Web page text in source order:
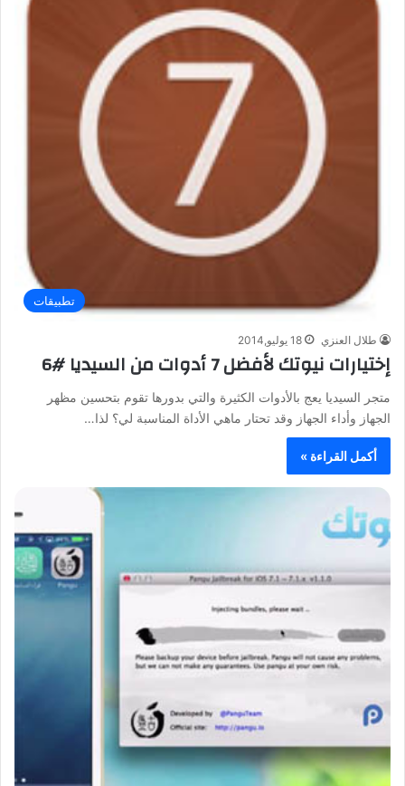
تطبيقات
طلال العنزي 18 يوليو,2014
إختيارات نيوتك لأفضل 7 أدوات من السيديا #6
متجر السيديا يعج بالأدوات الكثيرة والتي بدورها تقوم بتحسين مظهر
الجهاز وأداء الجهاز وقد تحتار ماهي الأداة المناسبة لي؟ لذا…
أكمل القراءة »